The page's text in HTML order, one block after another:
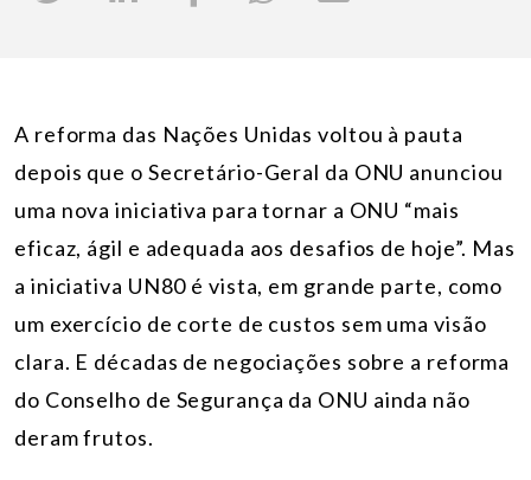
A reforma das Nações Unidas voltou à pauta
depois que o Secretário-Geral da ONU anunciou
uma nova iniciativa para tornar a ONU “mais
eficaz, ágil e adequada aos desafios de hoje”. Mas
a iniciativa UN80 é vista, em grande parte, como
um exercício de corte de custos sem uma visão
clara. E décadas de negociações sobre a reforma
do Conselho de Segurança da ONU ainda não
deram frutos.